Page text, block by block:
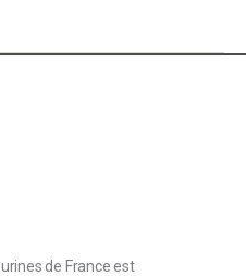
de France est